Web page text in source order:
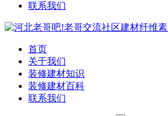
联系我们
首页
关于我们
装修建材知识
装修建材百科
联系我们